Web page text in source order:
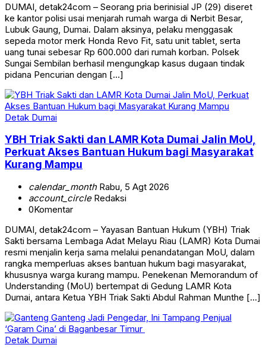
DUMAI, detak24com – Seorang pria berinisial JP (29) diseret
ke kantor polisi usai menjarah rumah warga di Nerbit Besar,
Lubuk Gaung, Dumai. Dalam aksinya, pelaku menggasak
sepeda motor merk Honda Revo Fit, satu unit tablet, serta
uang tunai sebesar Rp 600.000 dari rumah korban. Polsek
Sungai Sembilan berhasil mengungkap kasus dugaan tindak
pidana Pencurian dengan […]
Detak Dumai
YBH Triak Sakti dan LAMR Kota Dumai Jalin MoU,
Perkuat Akses Bantuan Hukum bagi Masyarakat
Kurang Mampu
calendar_monthRabu, 5 Agt 2026
account_circleRedaksi
0Komentar
DUMAI, detak24com – Yayasan Bantuan Hukum (YBH) Triak
Sakti bersama Lembaga Adat Melayu Riau (LAMR) Kota Dumai
resmi menjalin kerja sama melalui penandatangan MoU, dalam
rangka memperluas akses bantuan hukum bagi masyarakat,
khususnya warga kurang mampu. Penekenan Memorandum of
Understanding (MoU) bertempat di Gedung LAMR Kota
Dumai, antara Ketua YBH Triak Sakti Abdul Rahman Munthe […]
Detak Dumai